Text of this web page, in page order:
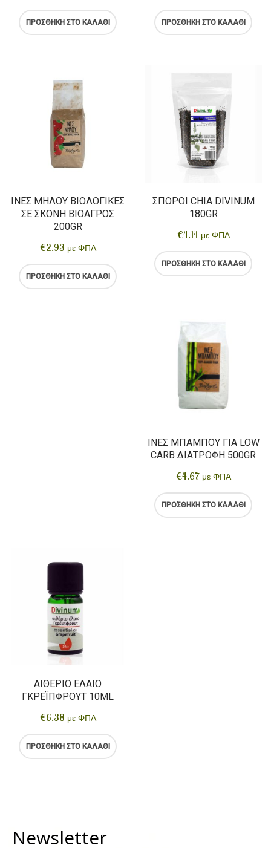
ΠΡΟΣΘΉΚΗ ΣΤΟ ΚΑΛΆΘΙ ΠΡΟΣΘΉΚΗ ΣΤΟ ΚΑΛΆΘΙ
ΊΝΕΣ ΜΉΛΟΥ ΒΙΟΛΟΓΙΚΈΣ
ΣΕ ΣΚΌΝΗ ΒΙΟΑΓΡΌΣ
200GR
€2.93 με ΦΠΑ
ΠΡΟΣΘΉΚΗ ΣΤΟ ΚΑΛΆΘΙ
ΣΠΌΡΟΙ CHIA DIVINUM
180GR
€4.14 με ΦΠΑ
ΠΡΟΣΘΉΚΗ ΣΤΟ ΚΑΛΆΘΙ
ΊΝΕΣ ΜΠΑΜΠΟΎ ΓΙΑ LOW
CARB ΔΙΑΤΡΟΦΉ 500GR
€4.67 με ΦΠΑ
ΠΡΟΣΘΉΚΗ ΣΤΟ ΚΑΛΆΘΙ
ΑΙΘΈΡΙΟ ΈΛΑΙΟ
ΓΚΡΈΙΠΦΡΟΥΤ 10ML
€6.38 με ΦΠΑ
ΠΡΟΣΘΉΚΗ ΣΤΟ ΚΑΛΆΘΙ
Newsletter